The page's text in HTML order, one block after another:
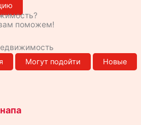
поможем!
Могут подойти
Новые